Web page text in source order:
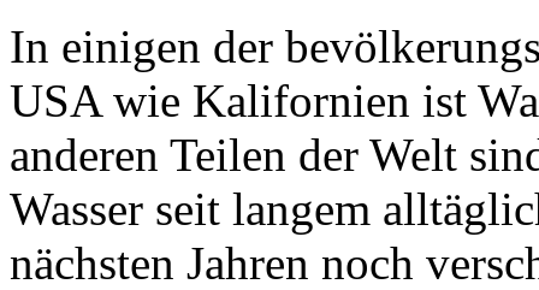
In einigen der
USA wie Kalifornien ist
anderen Teilen der Welt
Wasser seit langem
nächsten Jahren noch